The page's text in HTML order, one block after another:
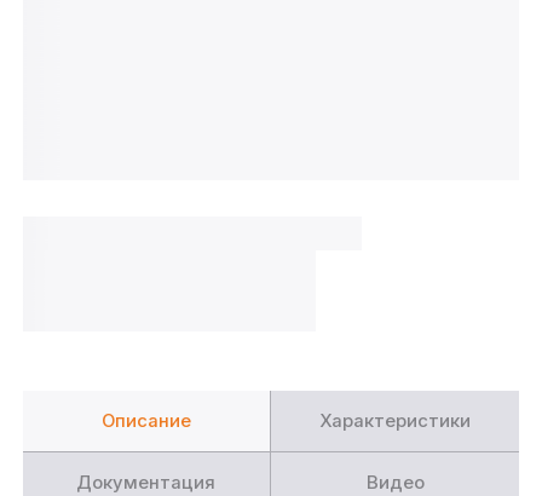
Описание Характеристики
Документация Видео